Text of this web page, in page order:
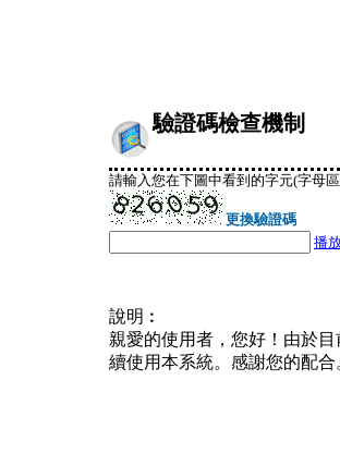
驗證碼檢查機制
請輸入您在下圖中看到的字元(字母
更換驗證碼
播
說明︰
親愛的使用者，您好！由於
續使用本系統。感謝您的配合